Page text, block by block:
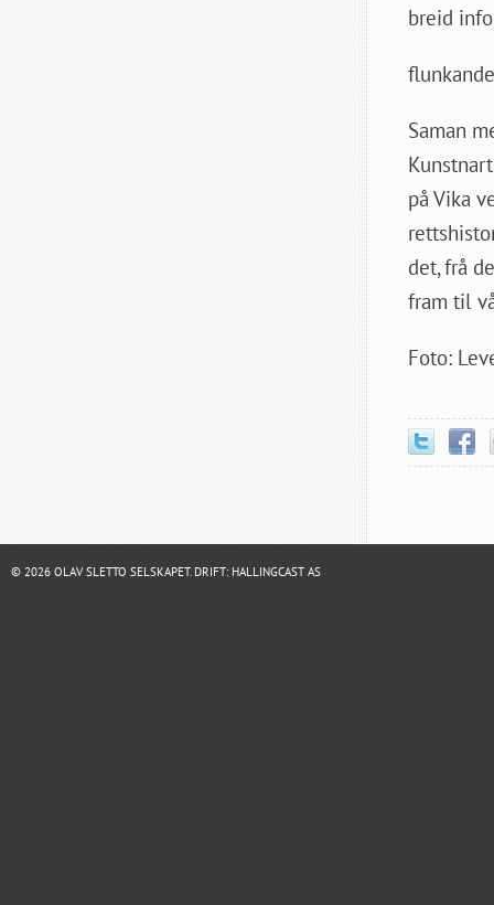
breid
Saman
på Vika
det, frå
fram til
Foto:
© 2026 OLAV SLETTO SELSKAPET. DRIFT: HALLINGCAST AS